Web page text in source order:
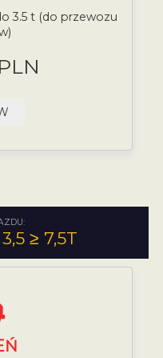
3.5 t (do przewozu
≥ 7,5T